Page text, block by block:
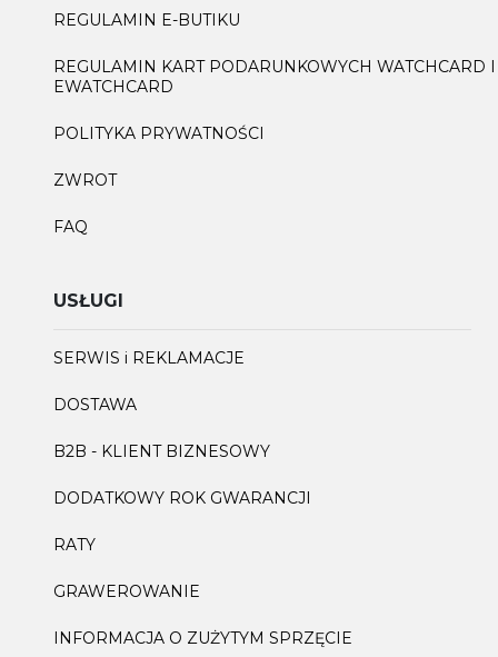
REGULAMIN E-BUTIKU
REGULAMIN KART PODARUNKOWYCH WATCHCARD I
EWATCHCARD
POLITYKA PRYWATNOŚCI
ZWROT
FAQ
USŁUGI
SERWIS i REKLAMACJE
DOSTAWA
B2B - KLIENT BIZNESOWY
DODATKOWY ROK GWARANCJI
RATY
GRAWEROWANIE
INFORMACJA O ZUŻYTYM SPRZĘCIE